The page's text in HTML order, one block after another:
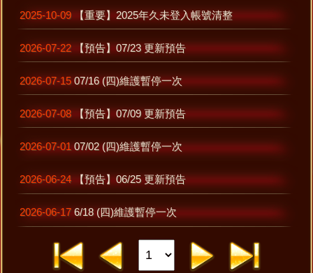
2025-10-09 【重要】2025年久未登入帳號清整
2026-07-22 【預告】07/23 更新預告
2026-07-15 07/16 (四)維護暫停一次
2026-07-08 【預告】07/09 更新預告
2026-07-01 07/02 (四)維護暫停一次
2026-06-24 【預告】06/25 更新預告
2026-06-17 6/18 (四)維護暫停一次